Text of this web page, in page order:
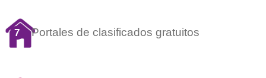
7 Portales de clasificados gratuitos